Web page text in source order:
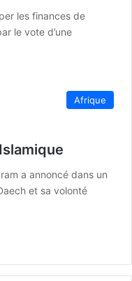
les finances de
le vote d’une
Afrique
a annoncé dans un
et sa volonté